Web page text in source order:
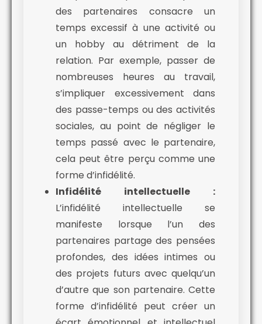
des partenaires consacre un
temps excessif à une activité ou
un hobby au détriment de la
relation. Par exemple, passer de
nombreuses heures au travail,
s’impliquer excessivement dans
des passe-temps ou des activités
sociales, au point de négliger le
temps passé avec le partenaire,
cela peut être perçu comme une
forme d’infidélité.
Infidélité intellectuelle :
L’infidélité intellectuelle se
manifeste lorsque l’un des
partenaires partage des pensées
profondes, des idées intimes ou
des projets futurs avec quelqu’un
d’autre que son partenaire. Cette
forme d’infidélité peut créer un